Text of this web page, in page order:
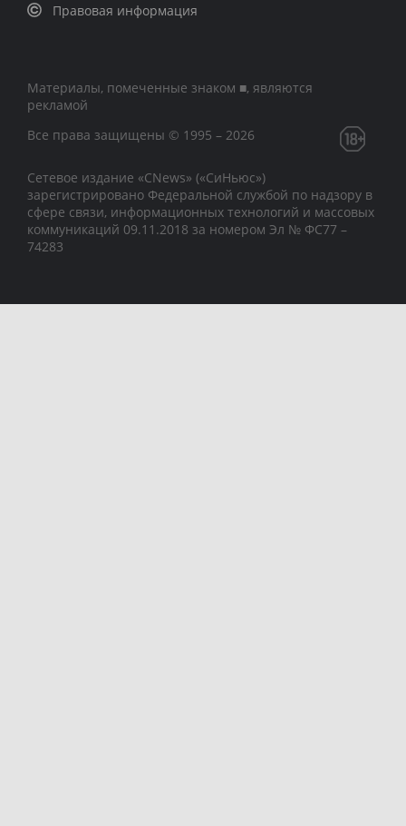
Правовая информация
Материалы, помеченные знаком ■, являются
рекламой
Все права защищены © 1995 – 2026
Сетевое издание «CNews» («СиНьюс»)
зарегистрировано Федеральной службой по надзору в
сфере связи, информационных технологий и массовых
коммуникаций 09.11.2018 за номером Эл № ФС77 –
74283